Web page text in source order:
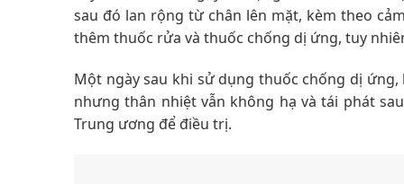
sau đó lan rộng từ chân lên mặt, kèm theo
thêm thuốc rửa và thuốc chống dị ứng, tuy
Một ngày sau khi sử dụng thuốc chống dị
nhưng thân nhiệt vẫn không hạ và tái phát
Trung ương để điều trị.